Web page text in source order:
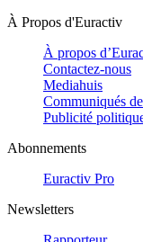
À Propos d'Euractiv
À propos
Contactez-nous
Mediahuis
Communiqués
Publicité
Abonnements
Euractiv Pro
Newsletters